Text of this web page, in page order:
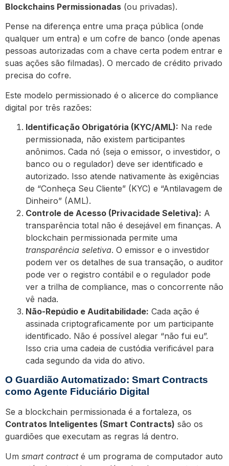
Blockchains Permissionadas (ou privadas).
Pense na diferença entre uma praça pública (onde
qualquer um entra) e um cofre de banco (onde apenas
pessoas autorizadas com a chave certa podem entrar e
suas ações são filmadas). O mercado de crédito privado
precisa do cofre.
Este modelo permissionado é o alicerce do compliance
digital por três razões:
Identificação Obrigatória (KYC/AML): Na rede
permissionada, não existem participantes
anônimos. Cada nó (seja o emissor, o investidor, o
banco ou o regulador) deve ser identificado e
autorizado. Isso atende nativamente às exigências
de “Conheça Seu Cliente” (KYC) e “Antilavagem de
Dinheiro” (AML).
Controle de Acesso (Privacidade Seletiva): A
transparência total não é desejável em finanças. A
blockchain permissionada permite uma
transparência seletiva. O emissor e o investidor
podem ver os detalhes de sua transação, o auditor
pode ver o registro contábil e o regulador pode
ver a trilha de compliance, mas o concorrente não
vê nada.
Não-Repúdio e Auditabilidade: Cada ação é
assinada criptograficamente por um participante
identificado. Não é possível alegar “não fui eu”.
Isso cria uma cadeia de custódia verificável para
cada segundo da vida do ativo.
O Guardião Automatizado: Smart Contracts
como Agente Fiduciário Digital
Se a blockchain permissionada é a fortaleza, os
Contratos Inteligentes (Smart Contracts) são os
guardiões que executam as regras lá dentro.
Um smart contracté um programa de computador auto